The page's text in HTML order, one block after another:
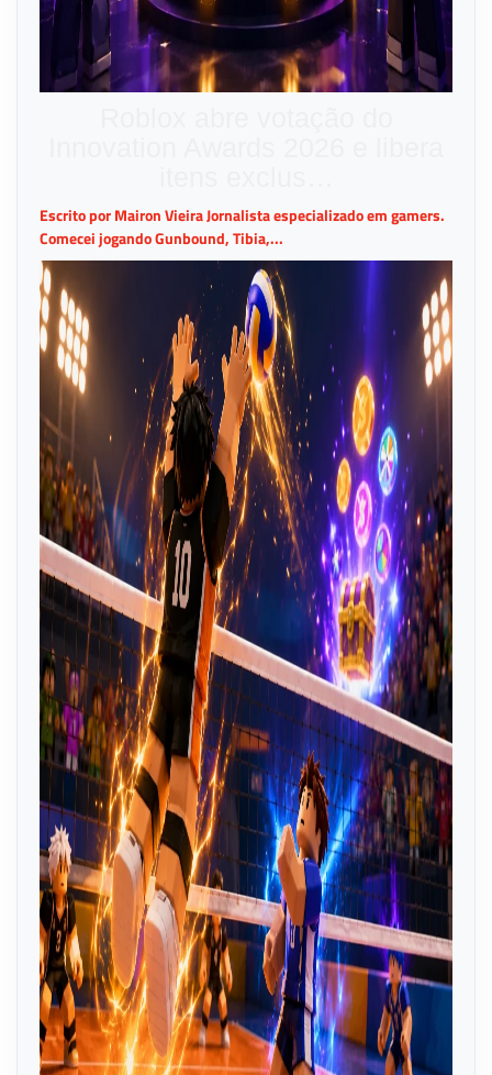
Escrito por Mairon Vieira Jornalista especializado em gamers.
Comecei jogando Gunbound, Tibia,...